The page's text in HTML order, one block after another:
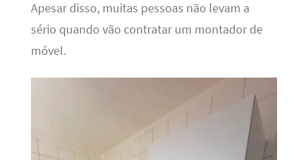
Apesar disso, muitas pessoas não levam a
sério quando vão contratar um montador de
móvel.